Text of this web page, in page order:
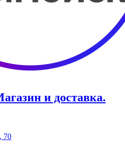
и доставка.
70